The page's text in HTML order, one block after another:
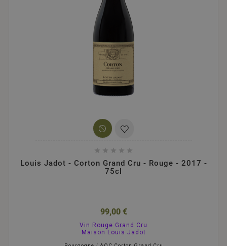
    
Louis Jadot - Corton Grand Cru - Rouge - 2017 -
75cl
99,00 €
Vin Rouge Grand Cru
Maison Louis Jadot